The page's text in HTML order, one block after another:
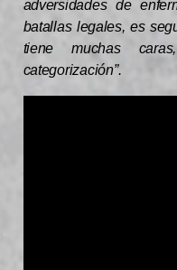
adversidades de
batallas legales, es
tiene muchas
categorización”.